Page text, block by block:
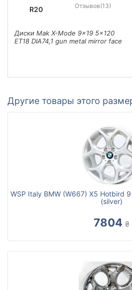
R20 Отзывов(13)
Диски Mak X-Mode 9x19 5x120
ET18 DIA74,1 gun metal mirror face
Другие товары этого
WSP Italy BMW (W667) X5 Hotbird
(silver)
7804 ₴